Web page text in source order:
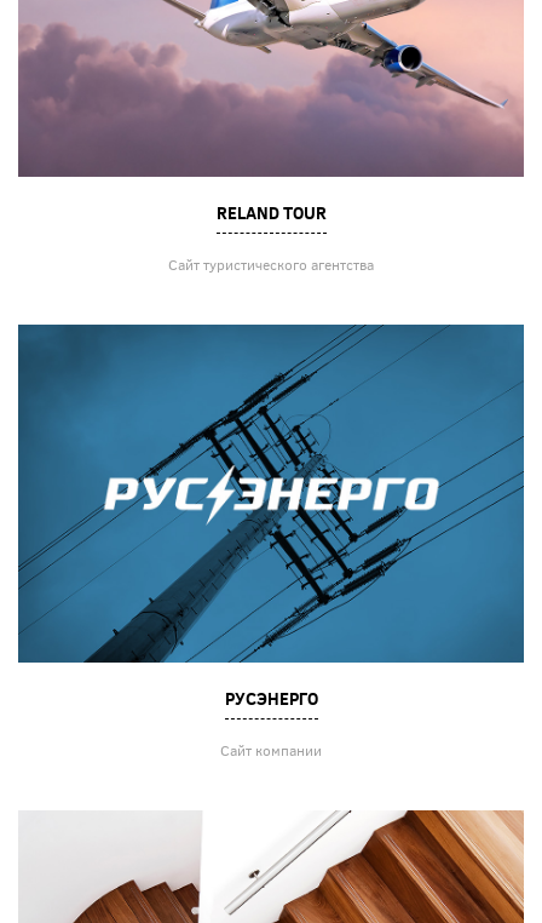
RELAND TOUR
Сайт туристического агентства
РУСЭНЕРГО
Сайт компании